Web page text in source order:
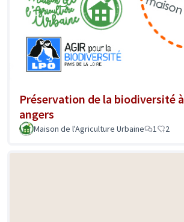
Préservation de la biodiversité à
angers
Maison de l'Agriculture Urbaine 1 2